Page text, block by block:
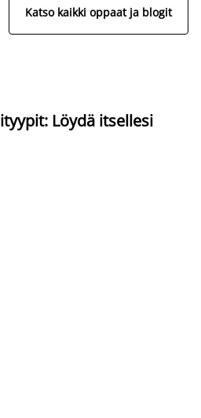
Katso kaikki oppaat ja blogit
Löydä itsellesi